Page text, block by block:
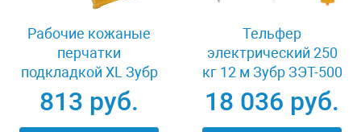
Рабочие кожаные
перчатки
подкладкой XL Зубр
МАСТЕР 1135-XL
813 руб.
Тельфер
электрический 250
кг 12 м Зубр ЗЭТ-500
18 036 руб.